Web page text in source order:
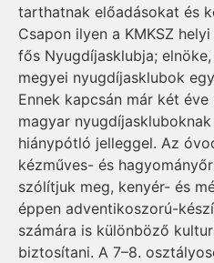
tarthatnak előadásokat és
Csapon ilyen a KMKSZ
fős Nyugdíjasklubja;
megyei nyugdíjasklubok
Ennek kapcsán már két
magyar
hiánypótló jelleggel. Az
kézműves- és
szólítjuk meg, kenyér- és
éppen adventikoszorú-
számára is különböző
biztosítani. A 7–8.